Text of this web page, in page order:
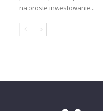
na proste inwestowanie...